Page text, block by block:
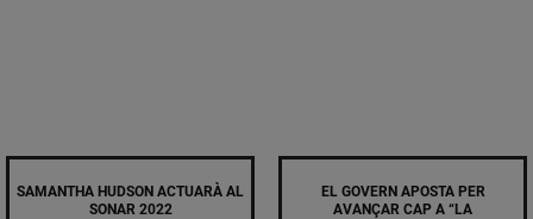
SAMANTHA HUDSON ACTUARÀ AL
SONAR 2022
EL GOVERN APOSTA PER
AVANÇAR CAP A “LA